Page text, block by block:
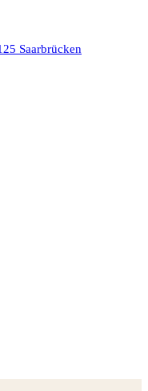
Saarbrücken